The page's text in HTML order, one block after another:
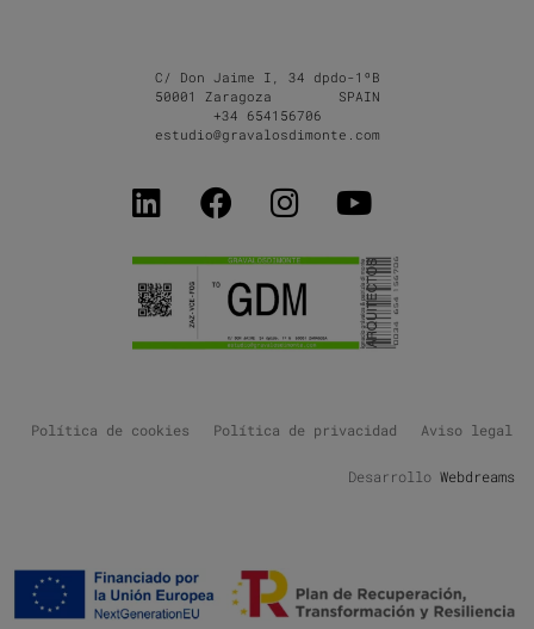
C/ Don Jaime I, 34 dpdo-1ºB
50001 Zaragoza SPAIN
+34 654156706
estudio@gravalosdimonte.com
Política de cookies Política de privacidad Aviso legal
Desarrollo Webdreams